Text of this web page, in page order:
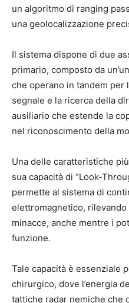
un algoritmo di ranging
una geolocalizzazione
Il sistema dispone di due
primario, composto da
che operano in tandem per
segnale e la ricerca della
ausiliario che estende la
nel riconoscimento della
Una delle caratteristiche
sua capacità di “Look-
permette al sistema di
elettromagnetico, rilevando
minacce, anche mentre i
funzione.
Tale capacità è essenziale
chirurgico, dove l’energia
tattiche radar nemiche che